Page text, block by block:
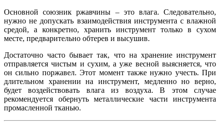
Основной союзник ржавчины – это влага. Следовательно,
нужно не допускать взаимодействия инструмента с влажной
средой, а конкретно, хранить инструмент только в сухом
месте, предварительно обтерев и высушив.
Достаточно часто бывает так, что на хранение инструмент
отправляется чистым и сухим, а уже весной выясняется, что
он сильно поржавел. Этот момент также нужно учесть. При
длительном хранении на инструмент, медленно но верно,
будет воздействовать влага из воздуха. В этом случае
рекомендуется обернуть металлические части инструмента
промасленной тканью.